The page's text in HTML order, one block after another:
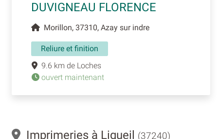
DUVIGNEAU FLORENCE
Morillon, 37310, Azay sur indre
Reliure et finition
9.6 km de Loches
ouvert maintenant
Imprimeries à Ligueil (37240)